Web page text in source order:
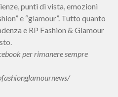
punti di vista, emozioni
e “glamour”. Tutto quanto
e RP Fashion & Glamour
per rimanere sempre